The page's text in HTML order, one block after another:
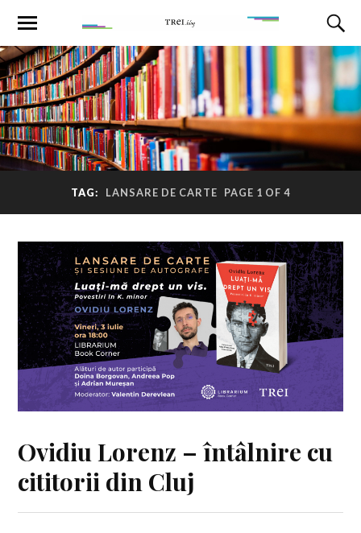
TAG: LANSARE DE CARTE PAGE 1 OF 4
Ovidiu Lorenz – întâlnire cu
cititorii din Cluj